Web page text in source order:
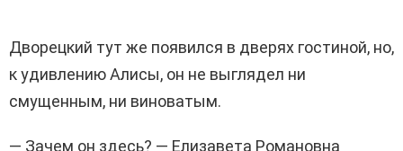
Дворецкий тут же появился в дверях гостиной, но,
к удивлению Алисы, он не выглядел ни
смущенным, ни виноватым.
— Зачем он здесь? — Елизавета Романовна